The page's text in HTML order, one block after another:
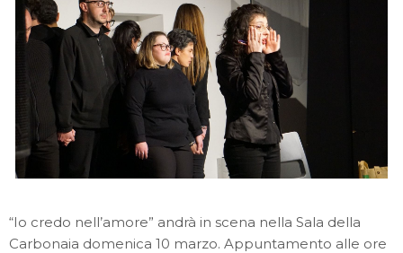
“Io credo nell’amore” andrà in scena nella Sala della
Carbonaia domenica 10 marzo. Appuntamento alle ore